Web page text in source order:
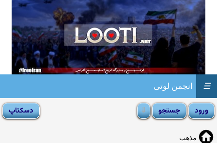
انجمن لوتی ☰
مذهب